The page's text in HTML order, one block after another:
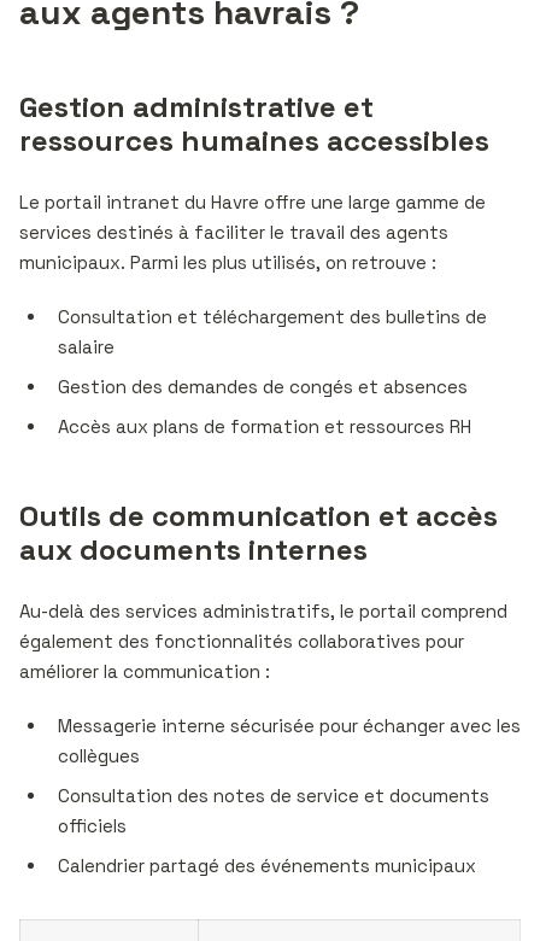
aux agents havrais ?
Gestion administrative et
ressources humaines accessibles
Le portail intranet du Havre offre une large gamme de
services destinés à faciliter le travail des agents
municipaux. Parmi les plus utilisés, on retrouve :
Consultation et téléchargement des bulletins de
salaire
Gestion des demandes de congés et absences
Accès aux plans de formation et ressources RH
Outils de communication et accès
aux documents internes
Au-delà des services administratifs, le portail comprend
également des fonctionnalités collaboratives pour
améliorer la communication :
Messagerie interne sécurisée pour échanger avec les
collègues
Consultation des notes de service et documents
officiels
Calendrier partagé des événements municipaux